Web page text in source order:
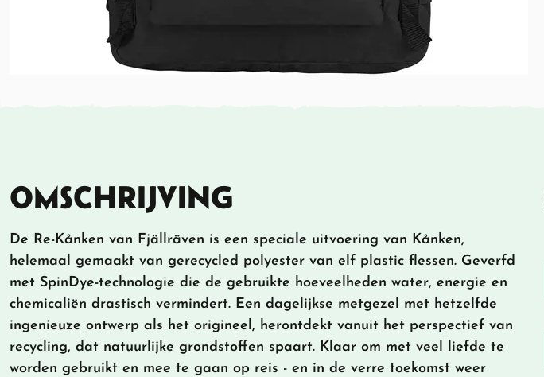
OMSCHRIJVING
De Re-Kånken van Fjällräven is een speciale uitvoering van Kånken,
helemaal gemaakt van gerecycled polyester van elf plastic flessen. Geverfd
met SpinDye-technologie die de gebruikte hoeveelheden water, energie en
chemicaliën drastisch vermindert. Een dagelijkse metgezel met hetzelfde
ingenieuze ontwerp als het origineel, herontdekt vanuit het perspectief van
recycling, dat natuurlijke grondstoffen spaart. Klaar om met veel liefde te
worden gebruikt en mee te gaan op reis - en in de verre toekomst weer